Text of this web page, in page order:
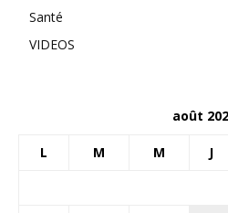
Santé
VIDEOS
août
L M M J